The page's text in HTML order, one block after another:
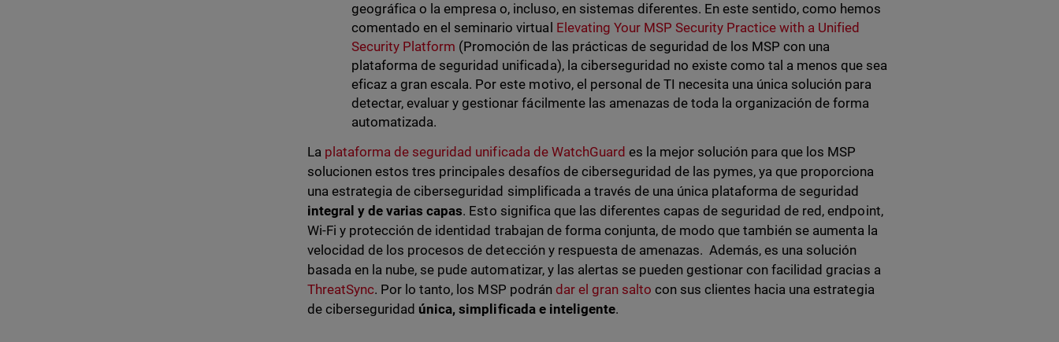
geográfica o la empresa o, incluso, en sistemas diferentes. En este sentido, como hemos
comentado en el seminario virtual Elevating Your MSP Security Practice with a Unified
Security Platform (Promoción de las prácticas de seguridad de los MSP con una
plataforma de seguridad unificada), la ciberseguridad no existe como tal a menos que sea
eficaz a gran escala. Por este motivo, el personal de TI necesita una única solución para
detectar, evaluar y gestionar fácilmente las amenazas de toda la organización de forma
automatizada.
La plataforma de seguridad unificada de WatchGuard es la mejor solución para que los MSP
solucionen estos tres principales desafíos de ciberseguridad de las pymes, ya que proporciona
una estrategia de ciberseguridad simplificada a través de una única plataforma de seguridad
integral y de varias capas. Esto significa que las diferentes capas de seguridad de red, endpoint,
Wi-Fi y protección de identidad trabajan de forma conjunta, de modo que también se aumenta la
velocidad de los procesos de detección y respuesta de amenazas. Además, es una solución
basada en la nube, se pude automatizar, y las alertas se pueden gestionar con facilidad gracias a
ThreatSync. Por lo tanto, los MSP podrán dar el gran salto con sus clientes hacia una estrategia
de ciberseguridad única, simplificada e inteligente.